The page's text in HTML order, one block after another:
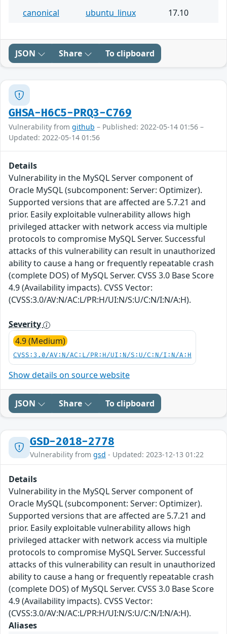
canonical
ubuntu_linux 17.10
JSON Share To clipboard
GHSA-H6C5-PRQ3-C769
Vulnerability from github – Published: 2022-05-14 01:56 –
Updated: 2022-05-14 01:56
Details
Vulnerability in the MySQL Server component of
Oracle MySQL (subcomponent: Server: Optimizer).
Supported versions that are affected are 5.7.21 and
prior. Easily exploitable vulnerability allows high
privileged attacker with network access via multiple
protocols to compromise MySQL Server. Successful
attacks of this vulnerability can result in unauthorized
ability to cause a hang or frequently repeatable crash
(complete DOS) of MySQL Server. CVSS 3.0 Base Score
4.9 (Availability impacts). CVSS Vector:
(CVSS:3.0/AV:N/AC:L/PR:H/UI:N/S:U/C:N/I:N/A:H).
Severity
4.9 (Medium)
CVSS:3.0/AV:N/AC:L/PR:H/UI:N/S:U/C:N/I:N/A:H
Show details on source website
JSON Share To clipboard
GSD-2018-2778
Vulnerability from gsd - Updated: 2023-12-13 01:22
Details
Vulnerability in the MySQL Server component of
Oracle MySQL (subcomponent: Server: Optimizer).
Supported versions that are affected are 5.7.21 and
prior. Easily exploitable vulnerability allows high
privileged attacker with network access via multiple
protocols to compromise MySQL Server. Successful
attacks of this vulnerability can result in unauthorized
ability to cause a hang or frequently repeatable crash
(complete DOS) of MySQL Server. CVSS 3.0 Base Score
4.9 (Availability impacts). CVSS Vector:
(CVSS:3.0/AV:N/AC:L/PR:H/UI:N/S:U/C:N/I:N/A:H).
Aliases